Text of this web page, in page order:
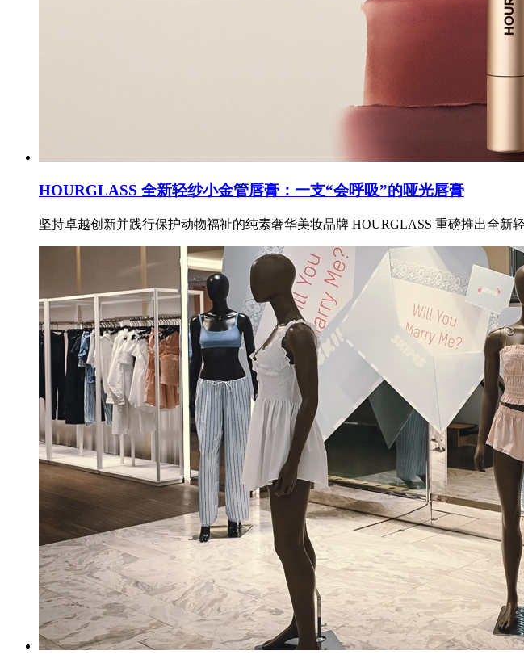
HOURGLASS 全新轻纱小金管唇膏：一支“会呼吸”的哑光唇膏
坚持卓越创新并践行保护动物福祉的纯素奢华美妆品牌 HOURGLASS 重磅推出全新